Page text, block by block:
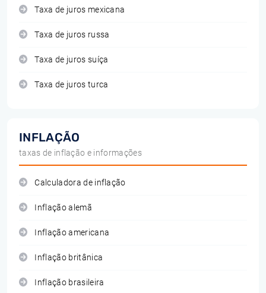
Taxa de juros mexicana
Taxa de juros russa
Taxa de juros suíça
Taxa de juros turca
INFLAÇÃO
taxas de inflação e informações
Calculadora de inflação
Inflação alemã
Inflação americana
Inflação britânica
Inflação brasileira